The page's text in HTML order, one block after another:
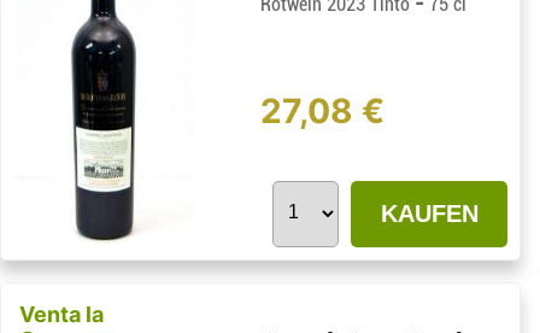
27,08 €
KAUFEN
Venta la